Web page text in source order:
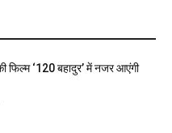
फिल्म ‘120 बहादुर’ में नजर आएंगी